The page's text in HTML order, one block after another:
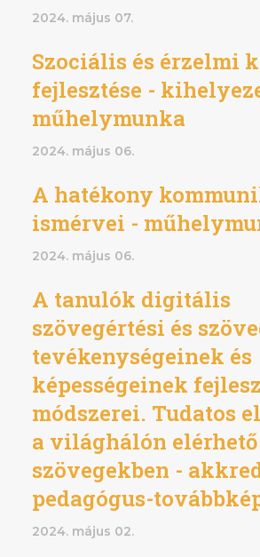
2024. május 07.
Szociális és érzelmi
fejlesztése -
műhelymunka
2024. május 06.
A hatékony
ismérvei -
2024. május 06.
A tanulók digitális
szövegértési és
tevékenységeinek és
képességeinek
módszerei. Tudatos
a világhálón elérhető
szövegekben -
pedagógus-
2024. május 02.